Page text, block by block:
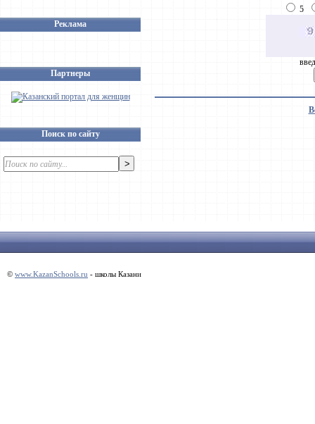
Реклама
Партнеры
Поиск по сайту
5
© www.KazanSchools.ru - школы Казани